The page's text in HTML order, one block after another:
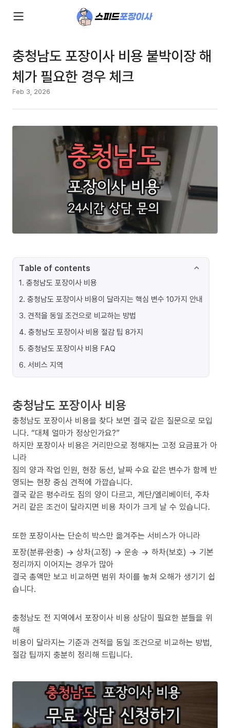
충청남도 포장이사 비용 붙박이장 해
체가 필요한 경우 체크
Feb 3, 2026
Table of contents
1. 충청남도 포장이사 비용
2. 충청남도 포장이사 비용이 달라지는 핵심 변수 10가지 안내
3. 견적을 동일 조건으로 비교하는 방법
4. 충청남도 포장이사 비용 절감 팁 8가지
5. 충청남도 포장이사 비용 FAQ
6. 서비스 지역
충청남도 포장이사 비용
충청남도 포장이사 비용을 찾다 보면 결국 같은 질문으로 모입
니다. “대체 얼마가 정상인가요?”
하지만 포장이사 비용은 거리만으로 정해지는 고정 요금표가 아
니라
짐의 양과 작업 인원, 현장 동선, 날짜 수요 같은 변수가 함께 반
영되는 현장 중심 견적에 가깝습니다.
결국 같은 평수라도 짐의 양이 다르고, 계단/엘리베이터, 주차
거리 같은 조건이 달라지면 비용 차이가 크게 날 수 있습니다.
또한 포장이사는 단순히 박스만 옮겨주는 서비스가 아니라
포장(분류·완충) → 상차(고정) → 운송 → 하차(보호) → 기본
정리까지 이어지는 경우가 많아
결국 총액만 보고 비교하면 범위 차이를 놓쳐 오해가 생기기 쉽
습니다.
충청남도 전 지역에서 포장이사 비용 상담이 필요한 분들을 위
해
비용이 달라지는 기준과 견적을 동일 조건으로 비교하는 방법,
절감 팁까지 충분히 정리해 드립니다.